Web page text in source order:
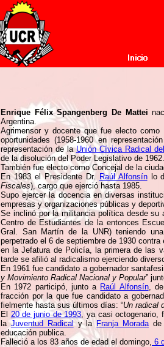
Enrique Félix Spangenberg De Mattei
Argentina.
Agrimensor y docente que fue electo
oportunidades (1958-1960 en
representación de laUnión Cívica Radical
de la disolución del Poder Legislativo de 1962.
También fue electo como Concejal de la
En 1983 el Presidente Dr. Raúl Alfonsínlo
Fiscales), cargo que ejerció hasta 1985.
Supo ejercer la docencia en diversas
empresas y organizaciones públicas y
Se inclinó por la militancia política desde su
Centro de Estudiantes de la entonces
Gral. San Martín de la UNR) teniendo
perpetrado el 6 de septiembre de 1930 contra
en la Jefatura de Policía, la primera de las
tarde se afilió al radicalismo ejerciendo
En 1961 fue candidato a gobernador
y Movimiento Radical Nacional y Popular”
En 1972 participó, junto a Raúl Alfonsín,
fracción por la que fue candidato a
fielmente hasta sus últimos días: “Un radical
El 20 de junio de 1993, ya casi octogenario,
laJuventud Radicaly la Franja Moradade
educación publica.
Falleció a los 83 años de edad el domingo, 6